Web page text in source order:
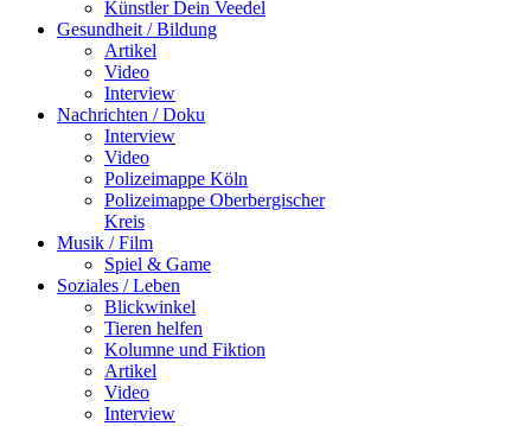
Künstler Dein Veedel
Gesundheit / Bildung
Artikel
Video
Interview
Nachrichten / Doku
Interview
Video
Polizeimappe Köln
Polizeimappe Oberbergischer
Kreis
Musik / Film
Spiel & Game
Soziales / Leben
Blickwinkel
Tieren helfen
Kolumne und Fiktion
Artikel
Video
Interview